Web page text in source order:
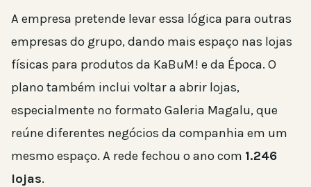
A empresa pretende levar essa lógica para outras
empresas do grupo, dando mais espaço nas lojas
físicas para produtos da KaBuM! e da Época. O
plano também inclui voltar a abrir lojas,
especialmente no formato Galeria Magalu, que
reúne diferentes negócios da companhia em um
mesmo espaço. A rede fechou o ano com 1.246
lojas.